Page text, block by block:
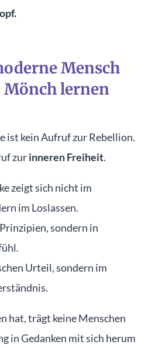
Mensch
Mönch lernen
ist kein Aufruf zur Rebellion.
zurinneren Freiheit.
zeigt sich nicht im
im Loslassen.
sondern in
Urteil, sondern im
hat, trägt keine Menschen
in Gedanken mit sich herum